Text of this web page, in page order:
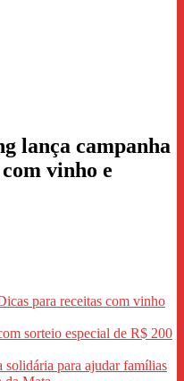
lança campanha
vinho e
para receitas com vinho
sorteio especial de R$ 200
solidária para ajudar famílias